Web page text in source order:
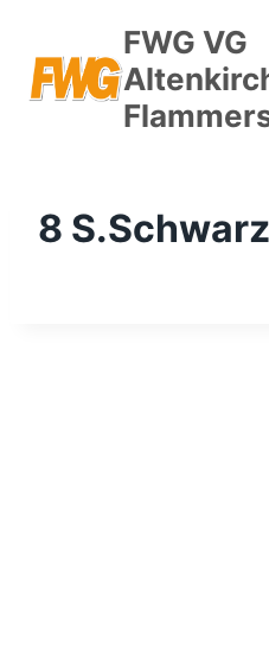
springen
FWG VG
8